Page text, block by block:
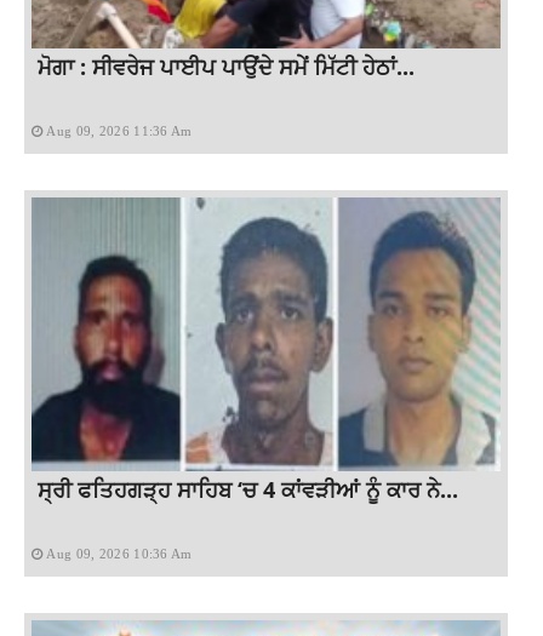
ਮੋਗਾ : ਸੀਵਰੇਜ ਪਾਈਪ ਪਾਉਂਦੇ ਸਮੇਂ ਮਿੱਟੀ ਹੇਠਾਂ...
Aug 09, 2026 11:36 Am
ਸ੍ਰੀ ਫਤਿਹਗੜ੍ਹ ਸਾਹਿਬ ‘ਚ 4 ਕਾਂਵੜੀਆਂ ਨੂੰ ਕਾਰ ਨੇ...
Aug 09, 2026 10:36 Am